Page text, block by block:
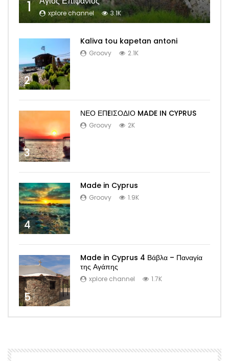
1 xplore channel 3.1K
2
Kaliva tou kapetan antoni
Groovy 2.1K
3
ΝΕΟ ΕΠEΙΣΟΔΙΟ MADE IN CYPRUS
Groovy 2K
4
Made in Cyprus
Groovy 1.9K
5
Made in Cyprus 4 Βάβλα – Παναγία
της Αγάπης
xplore channel 1.7K